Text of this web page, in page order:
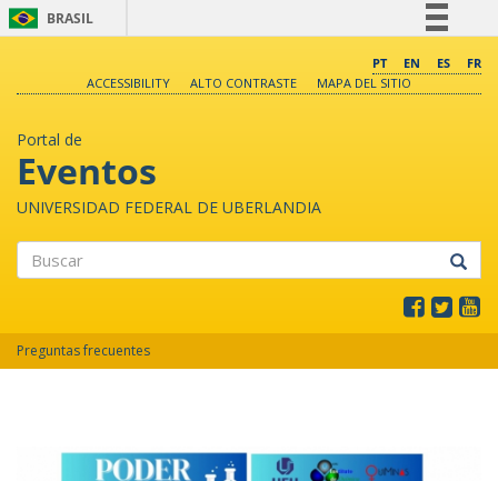
BRASIL
Comunica BR
PT EN ES
FR
ACCESSIBILITY
ALTO CONTRASTE MAPA DEL SITIO
Portal de
Eventos
UNIVERSIDAD FEDERAL DE UBERLANDIA
Preguntas frecuentes